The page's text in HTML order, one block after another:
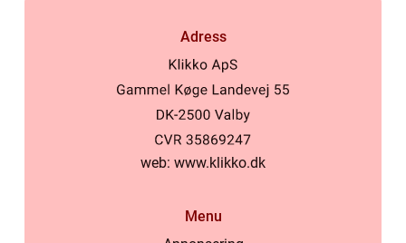
Adress
web: www.klikko.dk
Menu